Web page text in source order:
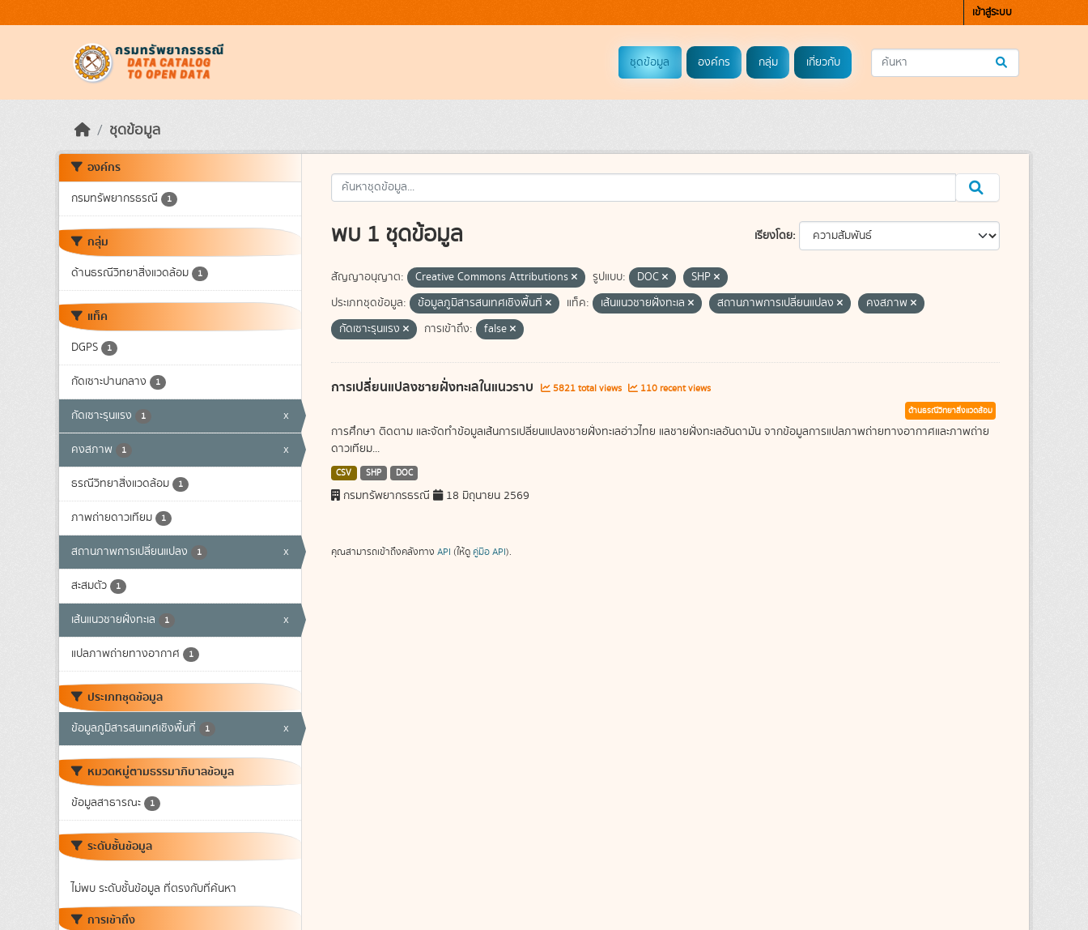
เข้าสู่ระบบ
ชุดข้อมูล องค์กร กลุ่ม เกี่ยวกับ
ชุดข้อมูล
องค์กร
กรมทรัพยากรธรณี 1
กลุ่ม
ด้านธรณีวิทยาสิ่งแวดล้อม 1
แท็ค
DGPS 1
กัดเซาะปานกลาง 1
กัดเซาะรุนแรง 1 x
คงสภาพ 1 x
ธรณีวิทยาสิ่งแวดล้อม 1
ภาพถ่ายดาวเทียม 1
สถานภาพการเปลี่ยนแปลง 1 x
สะสมตัว 1
เส้นแนวชายฝั่งทะเล 1 x
แปลภาพถ่ายทางอากาศ 1
ประเภทชุดข้อมูล
ข้อมูลภูมิสารสนเทศเชิงพื้นที่ 1 x
หมวดหมู่ตามธรรมาภิบาลข้อมูล
ข้อมูลสาธารณะ 1
ระดับชั้นข้อมูล
ไม่พบ ระดับชั้นข้อมูล ที่ตรงกับที่ค้นหา
การเข้าถึง
เรียงโดย
พบ 1 ชุดข้อมูล
สัญญาอนุญาต: Creative Commons Attributions รูปแบบ: DOC
SHP
ประเภทชุดข้อมูล:
ข้อมูลภูมิสารสนเทศเชิงพื้นที่ แท็ค: เส้นแนวชายฝั่งทะเล สถานภาพการเปลี่ยนแปลง
คงสภาพ
กัดเซาะรุนแรง
การเข้าถึง: false
การเปลี่ยนแปลงชายฝั่งทะเลในแนวราบ 5821 total views 110 recent views
ด้านธรณีวิทยาสิ่งแวดล้อม
การศึกษา ติดตาม และจัดทำข้อมูลเส้นการเปลี่ยนแปลงชายฝั่งทะเลอ่าวไทย แลชายฝั่งทะเลอันดามัน จากข้อมูลการแปลภาพถ่ายทางอากาศและภาพถ่าย
ดาวเทียม...
CSV SHP DOC
กรมทรัพยากรธรณี 18 มิถุนายน 2569
คุณสามารถเข้าถึงคลังทาง API (ให้ดู คู่มือ API).